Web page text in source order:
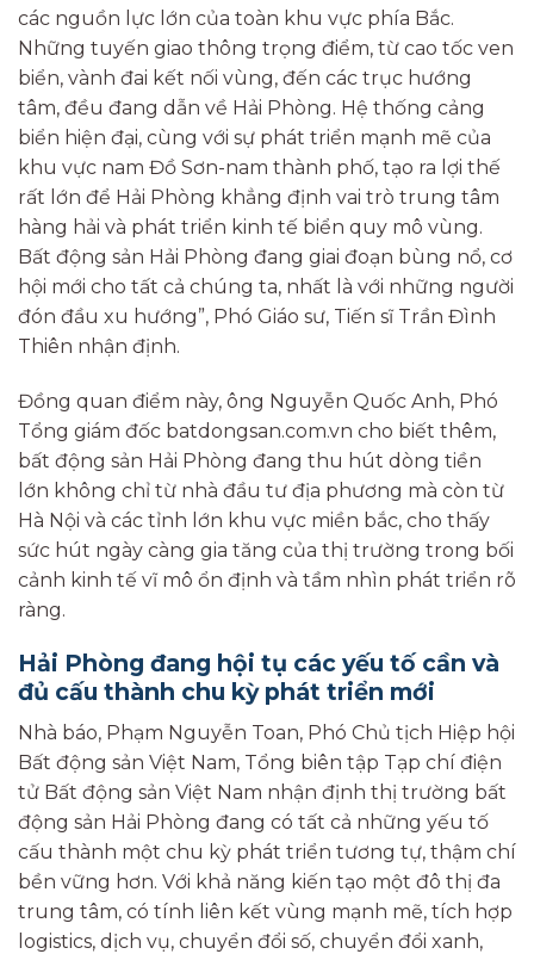
các nguồn lực lớn của toàn khu vực phía Bắc.
Những tuyến giao thông trọng điểm, từ cao tốc ven
biển, vành đai kết nối vùng, đến các trục hướng
tâm, đều đang dẫn về Hải Phòng. Hệ thống cảng
biển hiện đại, cùng với sự phát triển mạnh mẽ của
khu vực nam Đồ Sơn-nam thành phố, tạo ra lợi thế
rất lớn để Hải Phòng khẳng định vai trò trung tâm
hàng hải và phát triển kinh tế biển quy mô vùng.
Bất động sản Hải Phòng đang giai đoạn bùng nổ, cơ
hội mới cho tất cả chúng ta, nhất là với những người
đón đầu xu hướng”, Phó Giáo sư, Tiến sĩ Trần Đình
Thiên nhận định.
Đồng quan điểm này, ông Nguyễn Quốc Anh, Phó
Tổng giám đốc batdongsan.com.vn cho biết thêm,
bất động sản Hải Phòng đang thu hút dòng tiền
lớn không chỉ từ nhà đầu tư địa phương mà còn từ
Hà Nội và các tỉnh lớn khu vực miền bắc, cho thấy
sức hút ngày càng gia tăng của thị trường trong bối
cảnh kinh tế vĩ mô ổn định và tầm nhìn phát triển rõ
ràng.
Hải Phòng đang hội tụ các yếu tố cần và
đủ cấu thành chu kỳ phát triển mới
Nhà báo, Phạm Nguyễn Toan, Phó Chủ tịch Hiệp hội
Bất động sản Việt Nam, Tổng biên tập Tạp chí điện
tử Bất động sản Việt Nam nhận định thị trường bất
động sản Hải Phòng đang có tất cả những yếu tố
cấu thành một chu kỳ phát triển tương tự, thậm chí
bền vững hơn. Với khả năng kiến tạo một đô thị đa
trung tâm, có tính liên kết vùng mạnh mẽ, tích hợp
logistics, dịch vụ, chuyển đổi số, chuyển đổi xanh,